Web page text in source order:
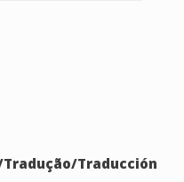
Traducción